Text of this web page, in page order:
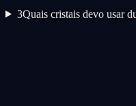
3Quais cristais devo usar